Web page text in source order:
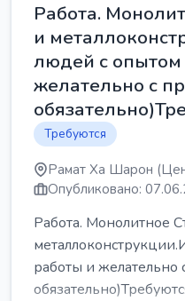
Работа.
и
людей с опытом
желательно с
Требуются
Рамат Ха Шарон
Опубликовано:
Работа. Монолитное
работы и желательно